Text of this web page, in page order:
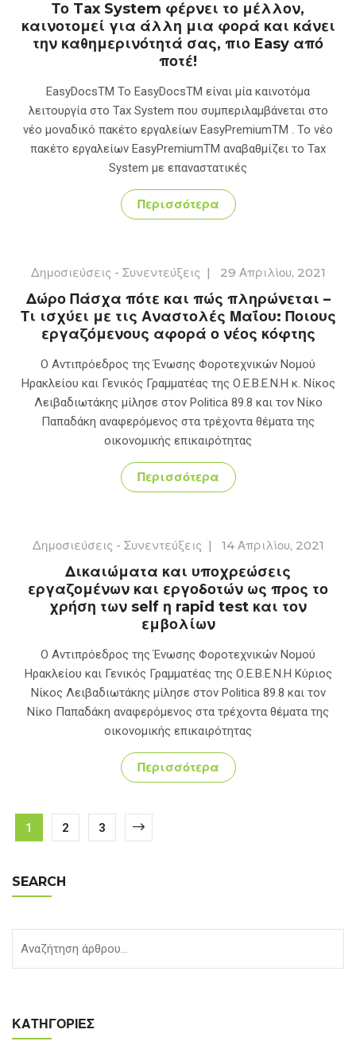
Το Tax System φέρνει το μέλλον,
καινοτομεί για άλλη μια φορά και κάνει
την καθημερινότητά σας, πιο Easy από
ποτέ!
EasyDocsTM Το EasyDocsTM είναι μία καινοτόμα
λειτουργία στο Tax System που συμπεριλαμβάνεται στο
νέο μοναδικό πακέτο εργαλείων EasyPremiumTM . Το νέο
πακέτο εργαλείων EasyPremiumTM αναβαθμίζει το Tax
System με επαναστατικές
Περισσότερα
Δημοσιεύσεις - Συνεντεύξεις | 29 Απριλίου, 2021
Δώρο Πάσχα πότε και πώς πληρώνεται –
Τι ισχύει με τις Αναστολές Μαΐου: Ποιους
εργαζόμενους αφορά ο νέος κόφτης
Ο Αντιπρόεδρος της Ένωσης Φοροτεχνικών Νομού
Ηρακλείου και Γενικός Γραμματέας της Ο.Ε.Β.Ε.Ν.Η κ. Νίκος
Λειβαδιωτάκης μίλησε στον Politica 89.8 και τον Νίκο
Παπαδάκη αναφερόμενος στα τρέχοντα θέματα της
οικονομικής επικαιρότητας
Περισσότερα
Δημοσιεύσεις - Συνεντεύξεις | 14 Απριλίου, 2021
Δικαιώματα και υποχρεώσεις
εργαζομένων και εργοδοτών ως προς το
χρήση των self η rapid test και τον
εμβολίων
Ο Αντιπρόεδρος της Ένωσης Φοροτεχνικών Νομού
Ηρακλείου και Γενικός Γραμματέας της Ο.Ε.Β.Ε.Ν.Η Κύριος
Νίκος Λειβαδιωτάκης μίλησε στον Politica 89.8 και τον
Νίκο Παπαδάκη αναφερόμενος στα τρέχοντα θέματα της
οικονομικής επικαιρότητας
Περισσότερα
1 2 3
SEARCH
ΚΑΤΗΓΟΡΊΕΣ